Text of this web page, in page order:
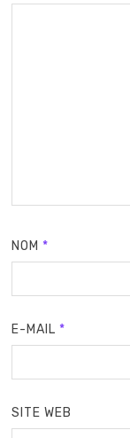
NOM *
E-MAIL *
SITE WEB